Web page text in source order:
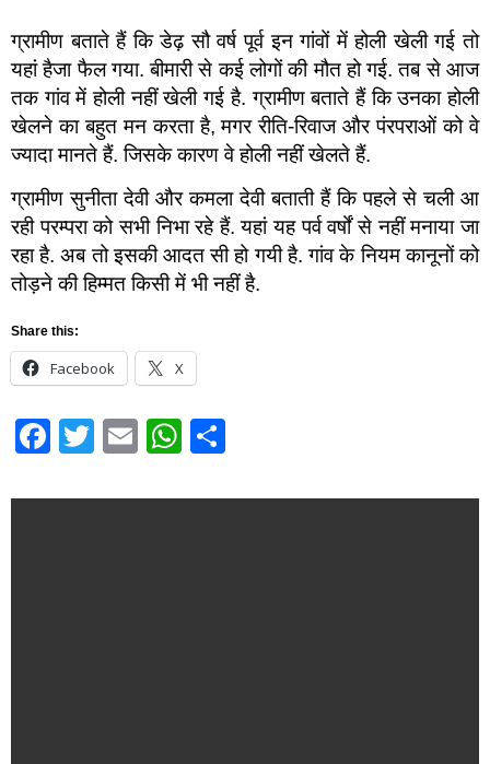
ग्रामीण बताते हैं कि डेढ़ सौ वर्ष पूर्व इन गांवों में होली खेली गई तो
यहां हैजा फैल गया. बीमारी से कई लोगों की मौत हो गई. तब से आज
तक गांव में होली नहीं खेली गई है. ग्रामीण बताते हैं कि उनका होली
खेलने का बहुत मन करता है, मगर रीति-रिवाज और पंरपराओं को वे
ज्यादा मानते हैं. जिसके कारण वे होली नहीं खेलते हैं.
ग्रामीण सुनीता देवी और कमला देवी बताती हैं कि पहले से चली आ
रही परम्परा को सभी निभा रहे हैं. यहां यह पर्व वर्षों से नहीं मनाया जा
रहा है. अब तो इसकी आदत सी हो गयी है. गांव के नियम कानूनों को
तोड़ने की हिम्मत किसी में भी नहीं है.
Share this:
Facebook X
Facebook
Twitter
EmailWhatsApp